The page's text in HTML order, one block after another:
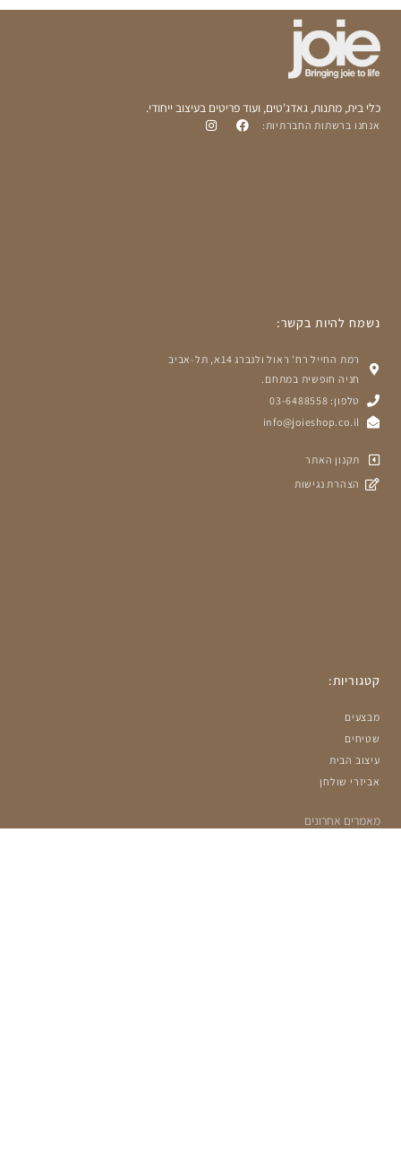
כלי בית, מתנות, גאדג'טים, ועוד פריטים בעיצוב ייחודי.
אנחנו ברשתות החברתיות:
נשמח להיות בקשר:
רמת החייל רח' ראול ולנברג 14א, תל-אביב
חניה חופשית במתחם.
טלפון: 03-6488558
info@joieshop.co.il
תקנון האתר
הצהרת נגישות
קטגוריות:
מבצעים
שטיחים
עיצוב הבית
אביזרי שולחן
מאמרים אחרונים